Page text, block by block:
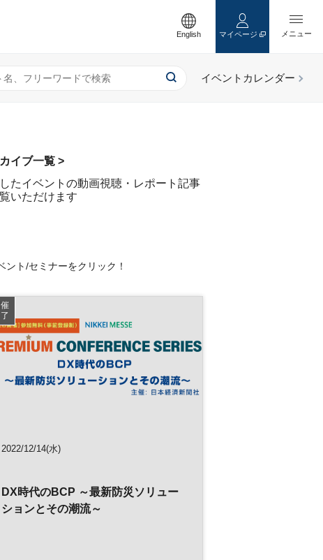
English マイページ
イブ一覧 >
たイベントの動画視聴・レポート記事
いただけます
ト/セミナーをクリック！
2022/12/14(水)
DX時代のBCP ～最新防災ソリュー
ションとその潮流～